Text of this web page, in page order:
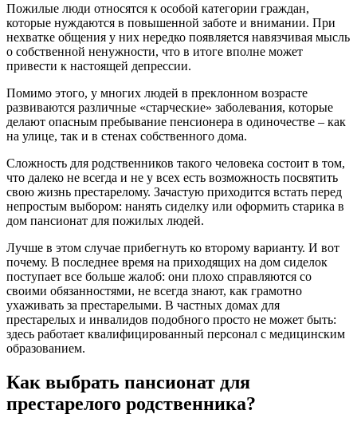
Пожилые люди относятся к особой категории граждан,
которые нуждаются в повышенной заботе и внимании. При
нехватке общения у них нередко появляется навязчивая мысль
о собственной ненужности, что в итоге вполне может
привести к настоящей депрессии.
Помимо этого, у многих людей в преклонном возрасте
развиваются различные «старческие» заболевания, которые
делают опасным пребывание пенсионера в одиночестве – как
на улице, так и в стенах собственного дома.
Сложность для родственников такого человека состоит в том,
что далеко не всегда и не у всех есть возможность посвятить
свою жизнь престарелому. Зачастую приходится встать перед
непростым выбором: нанять сиделку или оформить старика в
дом пансионат для пожилых людей.
Лучше в этом случае прибегнуть ко второму варианту. И вот
почему. В последнее время на приходящих на дом сиделок
поступает все больше жалоб: они плохо справляются со
своими обязанностями, не всегда знают, как грамотно
ухаживать за престарелыми. В частных домах для
престарелых и инвалидов подобного просто не может быть:
здесь работает квалифицированный персонал с медицинским
образованием.
Как выбрать пансионат для
престарелого родственника?